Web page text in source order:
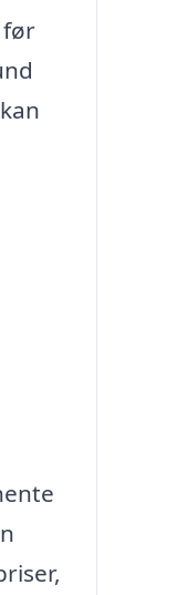
før